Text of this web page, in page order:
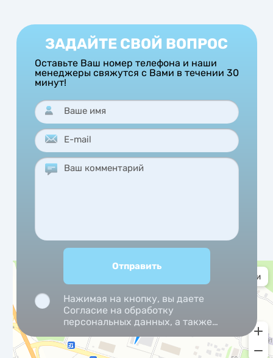
ЗАДАЙТЕ СВОЙ ВОПРОС
Оставьте Ваш номер телефона и наши
менеджеры свяжутся с Вами в течении 30
минут!
Нажимая на кнопку, вы даете
Согласие на обработку
персональных данных, а также
персональных данных